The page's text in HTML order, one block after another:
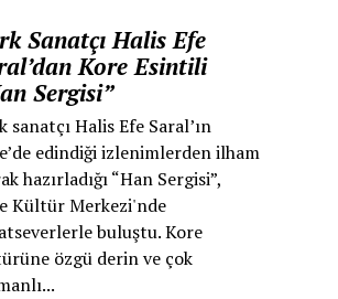
Sanatçı Halis Efe
Kore Esintili
Sergisi”
sanatçı Halis Efe Saral’ın
edindiği izlenimlerden ilham
hazırladığı “Han Sergisi”,
Kültür Merkezi'nde
buluştu. Kore
özgü derin ve çok